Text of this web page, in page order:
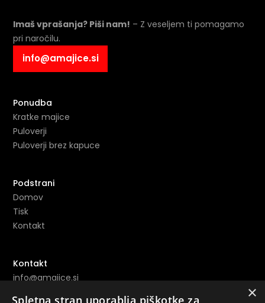
Imaš vprašanja? Piši nam! – Z veseljem ti pomagamo
pri naročilu.
info@amajice.si
Ponudba
Kratke majice
Puloverji
Puloverji brez kapuce
Podstrani
Domov
Tisk
Kontakt
Kontakt
info@amajice.si
×
Spletna stran uporablja piškotke za